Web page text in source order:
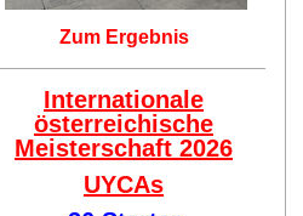
Zum Ergebnis
Internationale
österreichische
Meisterschaft 2026
UYCAs